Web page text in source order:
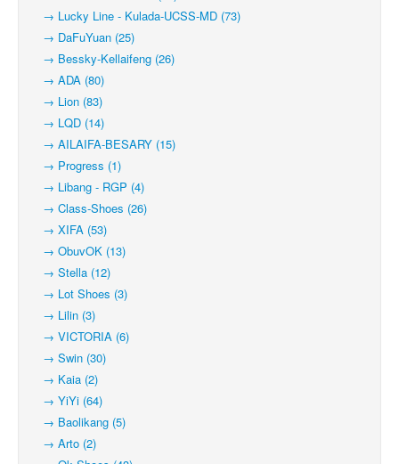
→ Lucky Line - Kulada-UCSS-MD (73)
→ DaFuYuan (25)
→ Bessky-Kellaifeng (26)
→ ADA (80)
→ Lion (83)
→ LQD (14)
→ AILAIFA-BESARY (15)
→ Progress (1)
→ Libang - RGP (4)
→ Class-Shoes (26)
→ XIFA (53)
→ ObuvOK (13)
→ Stella (12)
→ Lot Shoes (3)
→ Lilin (3)
→ VICTORIA (6)
→ Swin (30)
→ Kaia (2)
→ YiYi (64)
→ Baolikang (5)
→ Arto (2)